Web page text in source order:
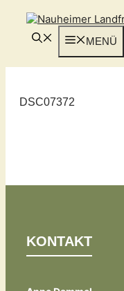
Inhalt
springen
MENÜ
DSC07372
KONTAKT